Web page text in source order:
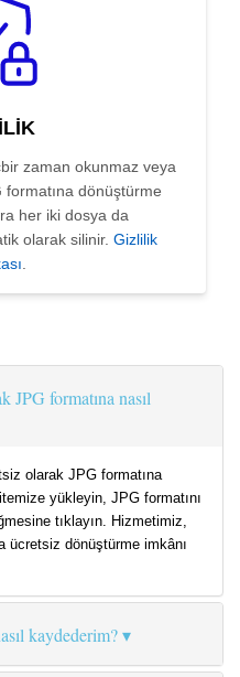
zaman okunmaz veya
formatına dönüştürme
her iki dosya da
olarak silinir. Gizlilik
.
JPG formatına nasıl
olarak JPG formatına
yükleyin, JPG formatını
tıklayın. Hizmetimiz,
ücretsiz dönüştürme imkânı
kaydederim?